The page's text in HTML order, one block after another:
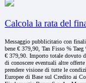
Calcola la rata del
Messaggio pubblicitario con
bene € 379,90, Tan Fisso %
€ 379,90. Importo totale dovuto
di conoscere eventuali altre
prendere visione di tutte le
Europee di Base sul Credito ai